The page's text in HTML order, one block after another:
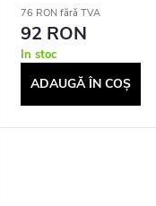
76 RON fără TVA
92 RON
In stoc
ADAUGĂ ÎN COŞ